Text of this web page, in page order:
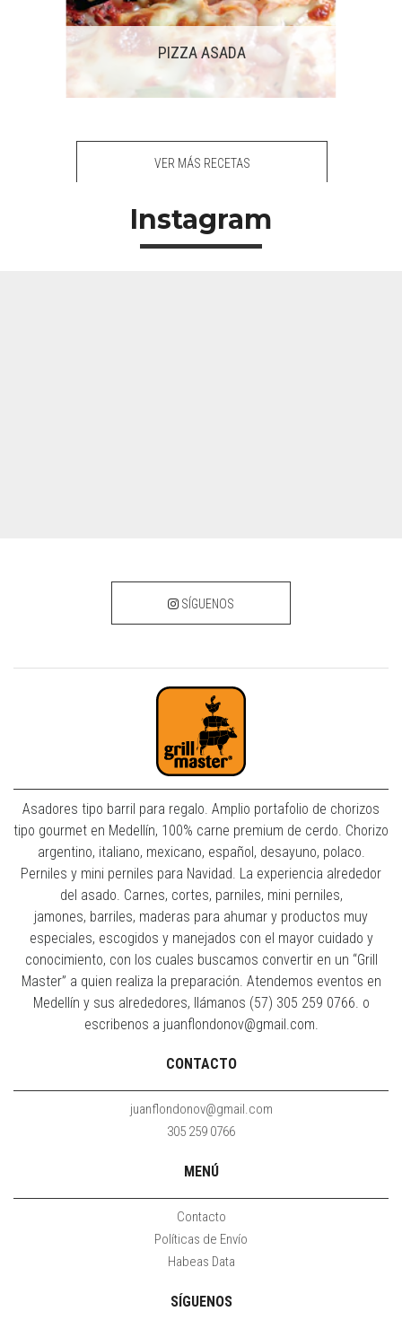
PIZZA ASADA
VER MÁS RECETAS
Instagram
SÍGUENOS
Asadores tipo barril para regalo. Amplio portafolio de chorizos
tipo gourmet en Medellín, 100% carne premium de cerdo. Chorizo
argentino, italiano, mexicano, español, desayuno, polaco.
Perniles y mini perniles para Navidad. La experiencia alrededor
del asado. Carnes, cortes, parniles, mini perniles,
jamones, barriles, maderas para ahumar y productos muy
especiales, escogidos y manejados con el mayor cuidado y
conocimiento, con los cuales buscamos convertir en un “Grill
Master” a quien realiza la preparación. Atendemos eventos en
Medellín y sus alrededores, llámanos (57) 305 259 0766. o
escribenos a juanflondonov@gmail.com.
CONTACTO
juanflondonov@gmail.com
305 259 0766
MENÚ
Contacto
Políticas de Envío
Habeas Data
SÍGUENOS